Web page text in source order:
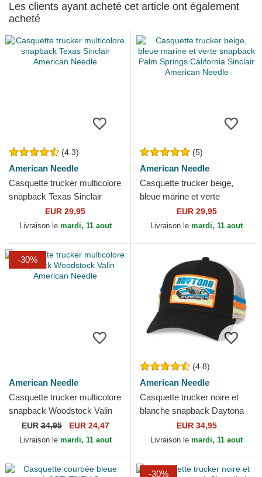
Les clients ayant acheté cet article ont également
acheté
(4.3)
American Needle
Casquette trucker multicolore
snapback Texas Sinclair
American Needle
EUR 29,95
Livraison le mardi, 11 aout
(5)
American Needle
Casquette trucker beige,
bleue marine et verte
snapback Palm Springs
California Sinclair American...
EUR 29,95
Livraison le mardi, 11 aout
-30%
American Needle
Casquette trucker multicolore
snapback Woodstock Valin
American Needle
EUR34,95 EUR 24,47
Livraison le mardi, 11 aout
(4.8)
American Needle
Casquette trucker noire et
blanche snapback Daytona
International Speedway Tri
Color American Needle
EUR 34,95
Livraison le mardi, 11 aout
-30%